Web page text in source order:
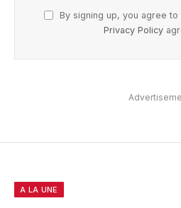
By signing up, you agree
Privacy Policy
A LA UNE